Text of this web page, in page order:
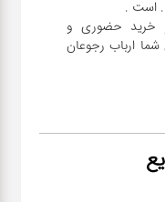
و خرید حضوری و
شما ارباب رجوعان